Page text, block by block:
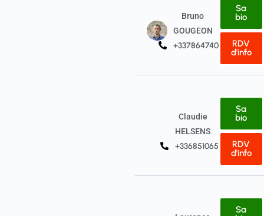
Bruno
GOUGEON
+33786474043
Sa
bio
RDV
d'info
Claudie
HELSENS
+33685106517
Sa
bio
RDV
d'info
Sa